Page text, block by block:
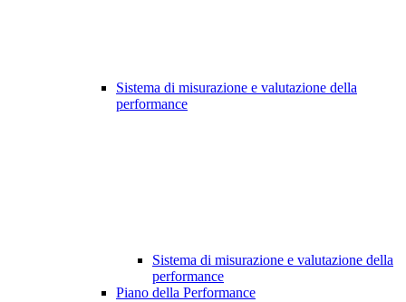
Sistema di misurazione e valutazione della
performance
Sistema di misurazione e valutazione della
performance
Piano della Performance